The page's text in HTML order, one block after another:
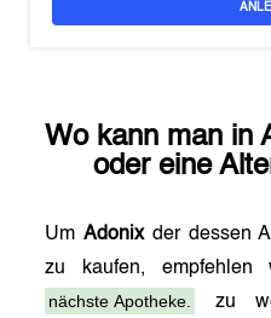
Wo kann man in
oder eine
UmAdonixder dessen
zu kaufen,
nächste Apotheke.
zu